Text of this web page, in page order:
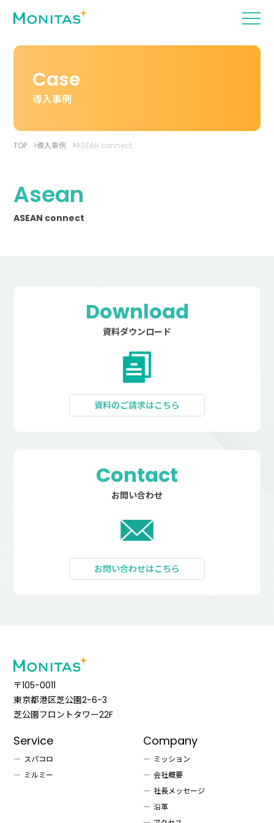
Case
導入事例
TOP 導入事例 ASEAN connect
Asean
ASEAN connect
Download
資料ダウンロード
資料のご請求はこちら
Contact
お問い合わせ
お問い合わせはこちら
〒105-0011
東京都港区芝公園2-6-3
芝公園フロントタワー22F
Service
スパコロ
ミルミー
Company
ミッション
会社概要
社長メッセージ
沿革